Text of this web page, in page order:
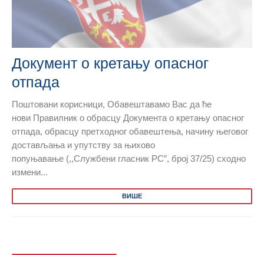
Документ о кретању опасног
отпада
Поштовани корисници, Обавештавамо Вас да ће
нови Правилник о обрасцу Документа о кретању опасног
отпада, обрасцу претходног обавештења, начину његовог
достављања и упутству за њихово
попуњавање (,,Службени гласник РС”, број 37/25) сходно
измени...
ВИШЕ